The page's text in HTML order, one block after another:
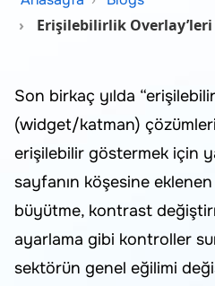
Erişilebilirlik
Son birkaç yılda
(widget/katman)
erişilebilir göstermek için
sayfanın köşesine
büyütme, kontrast
ayarlama gibi kontroller
sektörün genel eğilimi